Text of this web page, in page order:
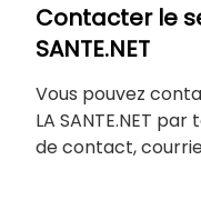
Contacter le
SANTE.NET
Vous pouvez
LA SANTE.NET
de contact,